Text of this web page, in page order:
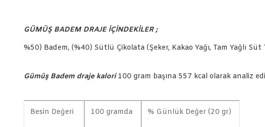
GÜMÜŞ BADEM DRAJE İÇİNDEKİLER ;
%50) Badem, (%40) Sütlü Çikolata (Şeker, Kakao Yağı, Tam Yağlı
Gümüş Badem draje kalori100 gram başına 557 kcal olarak analiz
Besin Değeri 100 gramda % Günlük Değer (20 gr)